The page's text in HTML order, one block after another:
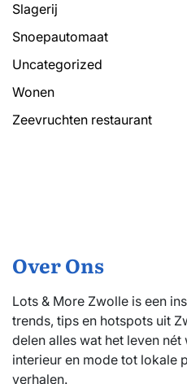
Slagerij
Snoepautomaat
Uncategorized
Wonen
Zeevruchten restaurant
Over Ons
Lots & More Zwolle is een
trends, tips en hotspots uit
delen alles wat het leven
interieur en mode tot lokale
verhalen.